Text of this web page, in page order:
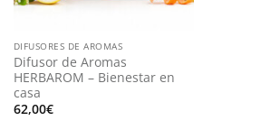
DIFUSORES DE AROMAS
Difusor de Aromas
HERBAROM – Bienestar en
casa
62,00€